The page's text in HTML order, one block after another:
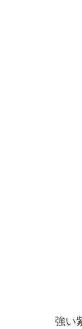
強い